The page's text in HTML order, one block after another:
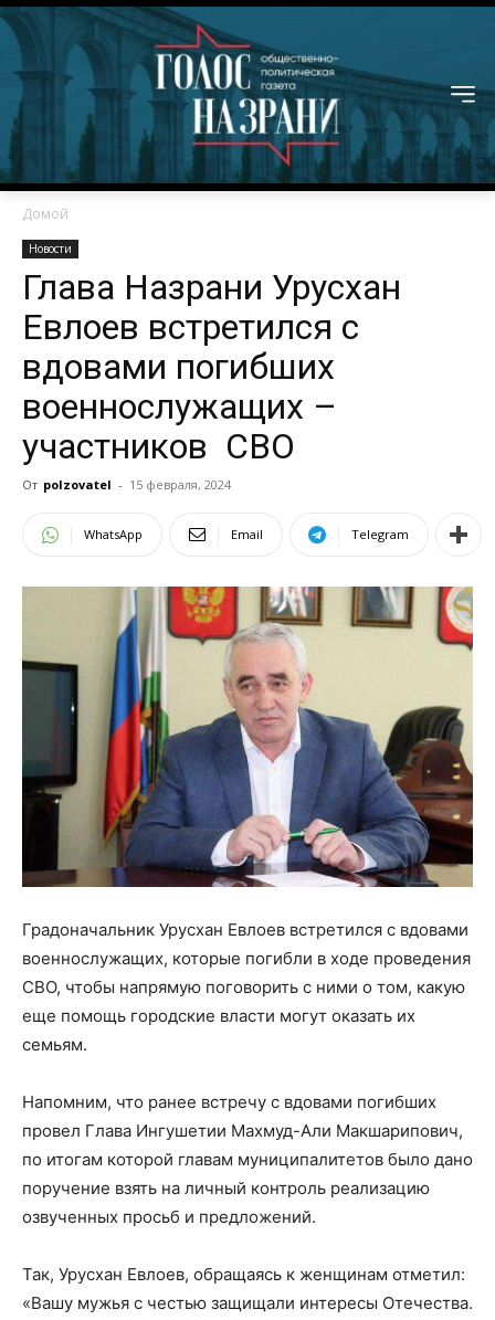
Домой
Новости
Глава Назрани Урусхан
Евлоев встретился с
вдовами погибших
военнослужащих –
участников СВО
От polzovatel - 15 февраля, 2024
WhatsApp Email Telegram
Градоначальник Урусхан Евлоев встретился с вдовами
военнослужащих, которые погибли в ходе проведения
СВО, чтобы напрямую поговорить с ними о том, какую
еще помощь городские власти могут оказать их
семьям.
Напомним, что ранее встречу с вдовами погибших
провел Глава Ингушетии Махмуд-Али Макшарипович,
по итогам которой главам муниципалитетов было дано
поручение взять на личный контроль реализацию
озвученных просьб и предложений.
Так, Урусхан Евлоев, обращаясь к женщинам отметил:
«Вашу мужья с честью защищали интересы Отечества.